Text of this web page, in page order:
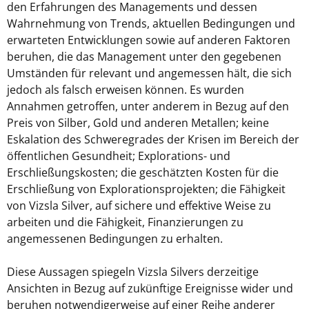
den Erfahrungen des Managements und dessen
Wahrnehmung von Trends, aktuellen Bedingungen und
erwarteten Entwicklungen sowie auf anderen Faktoren
beruhen, die das Management unter den gegebenen
Umständen für relevant und angemessen hält, die sich
jedoch als falsch erweisen können. Es wurden
Annahmen getroffen, unter anderem in Bezug auf den
Preis von Silber, Gold und anderen Metallen; keine
Eskalation des Schweregrades der Krisen im Bereich der
öffentlichen Gesundheit; Explorations- und
Erschließungskosten; die geschätzten Kosten für die
Erschließung von Explorationsprojekten; die Fähigkeit
von Vizsla Silver, auf sichere und effektive Weise zu
arbeiten und die Fähigkeit, Finanzierungen zu
angemessenen Bedingungen zu erhalten.
Diese Aussagen spiegeln Vizsla Silvers derzeitige
Ansichten in Bezug auf zukünftige Ereignisse wider und
beruhen notwendigerweise auf einer Reihe anderer